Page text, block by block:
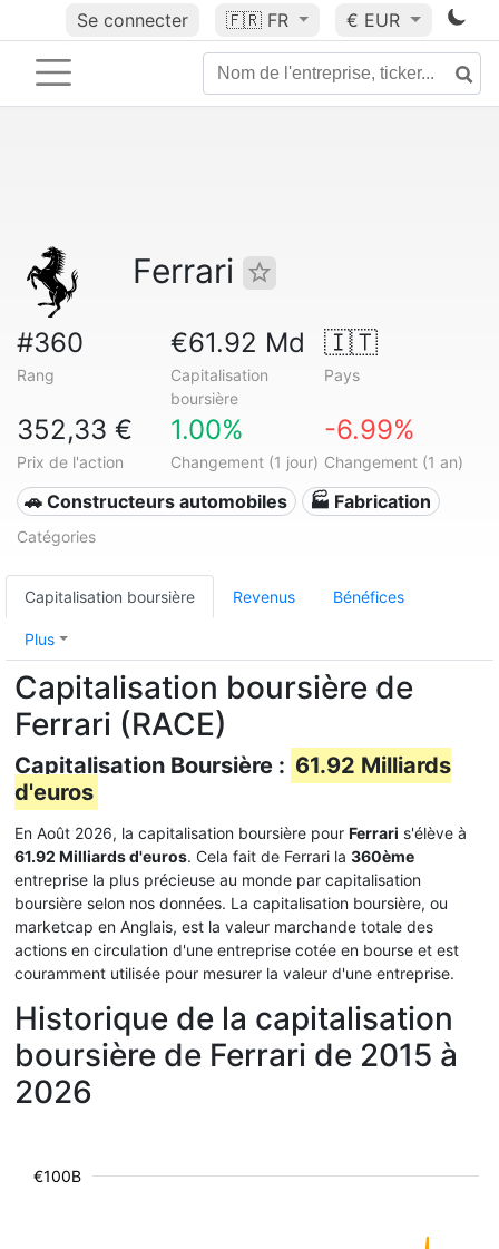
Se connecter 🇫🇷 FR € EUR
Ferrari
#360
Rang
€61.92 Md
Capitalisation
boursière
🇮🇹
Pays
352,33 €
Prix de l'action
1.00%
Changement (1 jour)
-6.99%
Changement (1 an)
🚗 Constructeurs automobiles 🏭 Fabrication
Catégories
Capitalisation boursière Revenus Bénéfices
Plus
Capitalisation boursière de
Ferrari (RACE)
Capitalisation Boursière : 61.92 Milliards
d'euros
En Août 2026, la capitalisation boursière pour Ferrari s'élève à
61.92 Milliards d'euros. Cela fait de Ferrari la 360ème
entreprise la plus précieuse au monde par capitalisation
boursière selon nos données. La capitalisation boursière, ou
marketcap en Anglais, est la valeur marchande totale des
actions en circulation d'une entreprise cotée en bourse et est
couramment utilisée pour mesurer la valeur d'une entreprise.
Historique de la capitalisation
boursière de Ferrari de 2015 à
2026
€100B